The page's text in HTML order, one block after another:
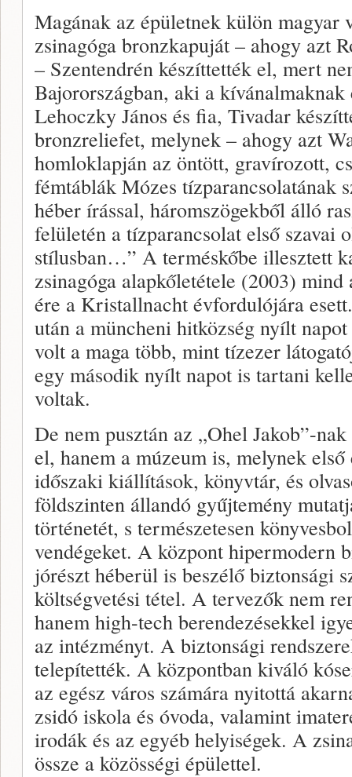
Magának az épületnek külön magyar
zsinagóga bronzkapuját – ahogy azt
– Szentendrén készíttették el, mert
Bajorországban, aki a
Lehoczky János és fia, Tivadar
bronzreliefet, melynek – ahogy azt
homloklapján az öntött, gravírozott,
fémtáblák Mózes tízparancsolatának
héber írással, háromszögekből álló
felületén a tízparancsolat első szavai
stílusban…” A terméskőbe illesztett
zsinagóga alapkőletétele (2003)
ére a Kristallnacht évfordulójára
után a müncheni hitközség nyílt
volt a maga több, mint tízezer
egy második nyílt napot is tartani
voltak.
De nem pusztán az „Ohel Jakob”-
el, hanem a múzeum is, melynek
időszaki kiállítások, könyvtár, és
földszinten állandó gyűjtemény
történetét, s természetesen
vendégeket. A központ hipermodern
jórészt héberül is beszélő biztonsági
költségvetési tétel. A tervezők nem
hanem high-tech berendezésekkel
az intézményt. A biztonsági
telepítették. A központban kiváló
az egész város számára nyitottá
zsidó iskola és óvoda, valamint
irodák és az egyéb helyiségek. A
össze a közösségi épülettel.